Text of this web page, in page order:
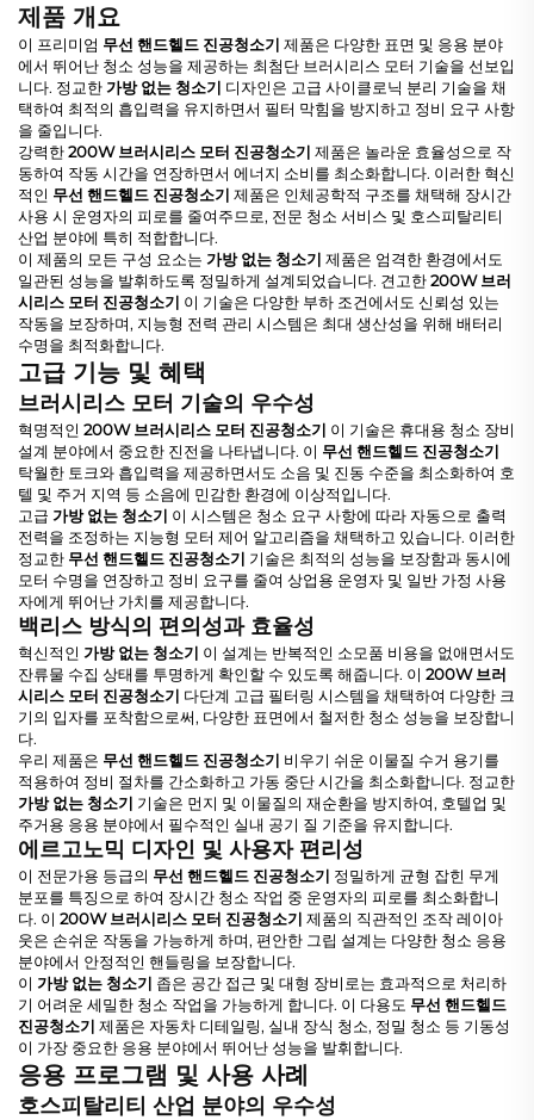
제품 개요
이 프리미엄 무선 핸드헬드 진공청소기 제품은 다양한 표면 및 응용 분야
에서 뛰어난 청소 성능을 제공하는 최첨단 브러시리스 모터 기술을 선보입
니다. 정교한가방 없는 청소기 디자인은 고급 사이클로닉 분리 기술을 채
택하여 최적의 흡입력을 유지하면서 필터 막힘을 방지하고 정비 요구 사항
을 줄입니다.
강력한200W 브러시리스 모터 진공청소기 제품은 놀라운 효율성으로 작
동하여 작동 시간을 연장하면서 에너지 소비를 최소화합니다. 이러한 혁신
적인 무선 핸드헬드 진공청소기 제품은 인체공학적 구조를 채택해 장시간
사용 시 운영자의 피로를 줄여주므로, 전문 청소 서비스 및 호스피탈리티
산업 분야에 특히 적합합니다.
이 제품의 모든 구성 요소는 가방 없는 청소기 제품은 엄격한 환경에서도
일관된 성능을 발휘하도록 정밀하게 설계되었습니다. 견고한200W 브러
시리스 모터 진공청소기 이 기술은 다양한 부하 조건에서도 신뢰성 있는
작동을 보장하며, 지능형 전력 관리 시스템은 최대 생산성을 위해 배터리
수명을 최적화합니다.
고급 기능 및 혜택
브러시리스 모터 기술의 우수성
혁명적인 200W 브러시리스 모터 진공청소기 이 기술은 휴대용 청소 장비
설계 분야에서 중요한 진전을 나타냅니다. 이 무선 핸드헬드 진공청소기
탁월한 토크와 흡입력을 제공하면서도 소음 및 진동 수준을 최소화하여 호
텔 및 주거 지역 등 소음에 민감한 환경에 이상적입니다.
고급 가방 없는 청소기 이 시스템은 청소 요구 사항에 따라 자동으로 출력
전력을 조정하는 지능형 모터 제어 알고리즘을 채택하고 있습니다. 이러한
정교한 무선 핸드헬드 진공청소기 기술은 최적의 성능을 보장함과 동시에
모터 수명을 연장하고 정비 요구를 줄여 상업용 운영자 및 일반 가정 사용
자에게 뛰어난 가치를 제공합니다.
백리스 방식의 편의성과 효율성
혁신적인 가방 없는 청소기 이 설계는 반복적인 소모품 비용을 없애면서도
잔류물 수집 상태를 투명하게 확인할 수 있도록 해줍니다. 이 200W 브러
시리스 모터 진공청소기 다단계 고급 필터링 시스템을 채택하여 다양한 크
기의 입자를 포착함으로써, 다양한 표면에서 철저한 청소 성능을 보장합니
다.
우리 제품은 무선 핸드헬드 진공청소기 비우기 쉬운 이물질 수거 용기를
적용하여 정비 절차를 간소화하고 가동 중단 시간을 최소화합니다. 정교한
가방 없는 청소기 기술은 먼지 및 이물질의 재순환을 방지하여, 호텔업 및
주거용 응용 분야에서 필수적인 실내 공기 질 기준을 유지합니다.
에르고노믹 디자인 및 사용자 편리성
이 전문가용 등급의 무선 핸드헬드 진공청소기 정밀하게 균형 잡힌 무게
분포를 특징으로 하여 장시간 청소 작업 중 운영자의 피로를 최소화합니
다. 이 200W 브러시리스 모터 진공청소기 제품의 직관적인 조작 레이아
웃은 손쉬운 작동을 가능하게 하며, 편안한 그립 설계는 다양한 청소 응용
분야에서 안정적인 핸들링을 보장합니다.
이 가방 없는 청소기 좁은 공간 접근 및 대형 장비로는 효과적으로 처리하
기 어려운 세밀한 청소 작업을 가능하게 합니다. 이 다용도 무선 핸드헬드
진공청소기 제품은 자동차 디테일링, 실내 장식 청소, 정밀 청소 등 기동성
이 가장 중요한 응용 분야에서 뛰어난 성능을 발휘합니다.
응용 프로그램 및 사용 사례
호스피탈리티 산업 분야의 우수성